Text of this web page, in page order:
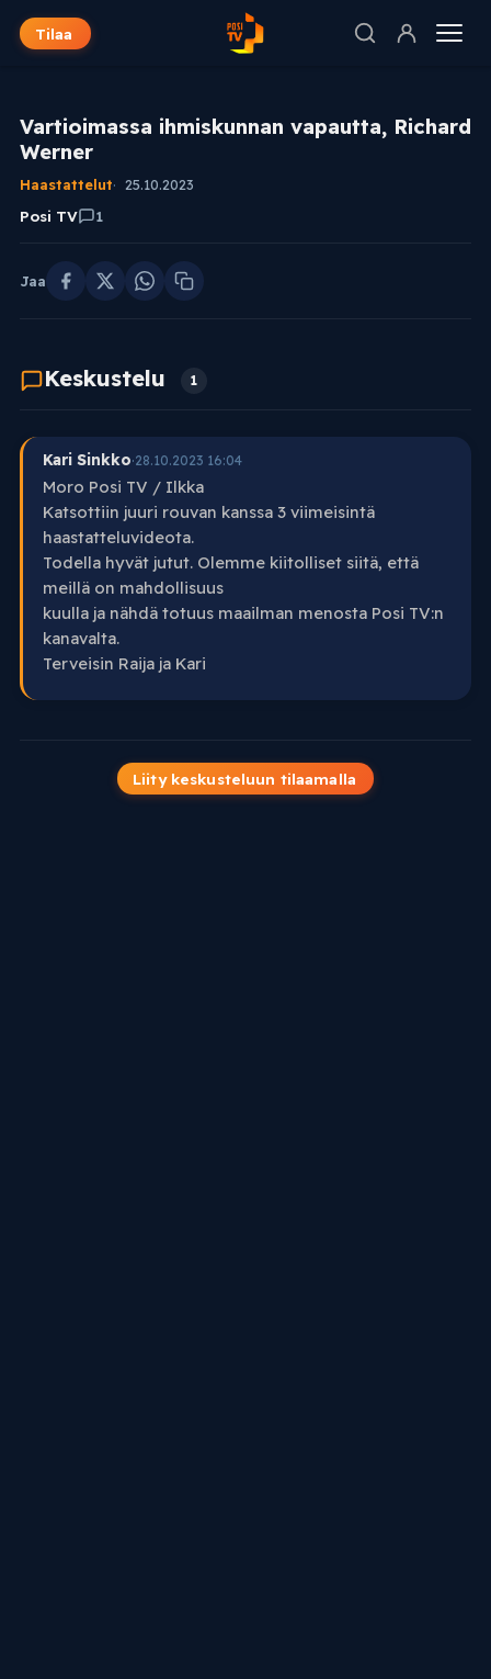
Tilaa
Vartioimassa ihmiskunnan vapautta, Richard
Werner
Haastattelut 25.10.2023
Posi TV 1
Jaa
Keskustelu 1
Kari Sinkko·28.10.2023 16:04
Moro Posi TV / Ilkka
Katsottiin juuri rouvan kanssa 3 viimeisintä
haastatteluvideota.
Todella hyvät jutut. Olemme kiitolliset siitä, että
meillä on mahdollisuus
kuulla ja nähdä totuus maailman menosta Posi TV:n
kanavalta.
Terveisin Raija ja Kari
Liity keskusteluun tilaamalla